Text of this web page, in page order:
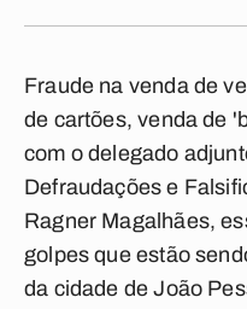
Fraude na venda de
de cartões, venda de
com o delegado
Defraudações e
Ragner Magalhães,
golpes que estão
da cidade de João